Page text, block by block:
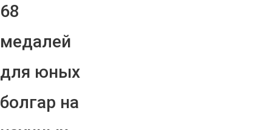
68
медалей
для юных
болгар на